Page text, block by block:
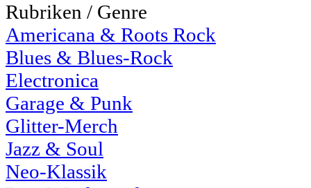
Rubriken / Genre
Americana & Roots Rock
Blues & Blues-Rock
Electronica
Garage & Punk
Glitter-Merch
Jazz & Soul
Neo-Klassik